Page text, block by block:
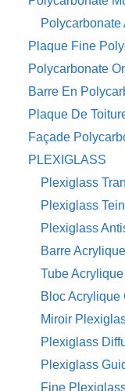
Plaque Fine
Polycarbonate
Barre En
Plaque De
Façade
PLEXIGLASS
Plexiglass
Plexiglass
Plexiglass
Barre Acrylique
Tube Acrylique
Bloc Acrylique
Miroir
Plexiglass
Plexiglass
Fine